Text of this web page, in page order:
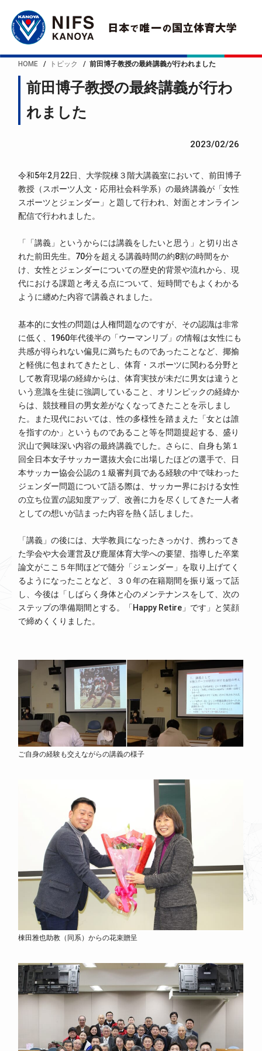
HOME トピック 前田博子教授の最終講義が行われました
前田博子教授の最終講義が行わ
れました
2023/02/26
令和5年2月22日、大学院棟３階大講義室において、前田博子
教授（スポーツ人文・応用社会科学系）の最終講義が「女性
スポーツとジェンダー」と題して行われ、対面とオンライン
配信で行われました。
「「講義」というからには講義をしたいと思う」と切り出さ
れた前田先生。70分を超える講義時間の約8割の時間をか
け、女性とジェンダーについての歴史的背景や流れから、現
代における課題と考える点について、短時間でもよくわかる
ように纏めた内容で講義されました。
基本的に女性の問題は人権問題なのですが、その認識は非常
に低く、1960年代後半の「ウーマンリブ」の情報は女性にも
共感が得られない偏見に満ちたものであったことなど、揶揄
と軽佻に包まれてきたとし、体育・スポーツに関わる分野と
して教育現場の経緯からは、体育実技が未だに男女は違うと
いう意識を生徒に強調していること、オリンピックの経緯か
らは、競技種目の男女差がなくなってきたことを示しまし
た。また現代においては、性の多様性を踏まえた「女とは誰
を指すのか」というものであること等を問題提起する、盛り
沢山で興味深い内容の最終講義でした。さらに、自身も第１
回全日本女子サッカー選抜大会に出場したほどの選手で、日
本サッカー協会公認の１級審判員である経験の中で味わった
ジェンダー問題について語る際は、サッカー界における女性
の立ち位置の認知度アップ、改善に力を尽くしてきた一人者
としての想いが詰まった内容を熱く話しました。
「講義」の後には、大学教員になったきっかけ、携わってき
た学会や大会運営及び鹿屋体育大学への要望、指導した卒業
論文がここ５年間ほどで随分「ジェンダー」を取り上げてく
るようになったことなど、３０年の在籍期間を振り返って話
し、今後は「しばらく身体と心のメンテナンスをして、次の
ステップの準備期間とする。「Happy Retire」です」と笑顔
で締めくくりました。
ご自身の経験も交えながらの講義の様子
棟田雅也助教（同系）からの花束贈呈